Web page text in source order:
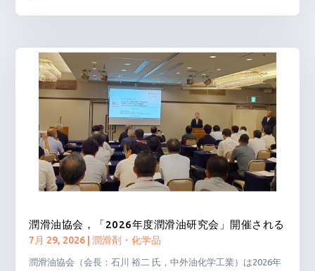
潤滑油協会，「2026年度潤滑油研究会」開催される
7月 29, 2026 |潤滑剤・化学品
潤滑油協会（会長：石川 裕二 氏，中外油化学工業）は2026年